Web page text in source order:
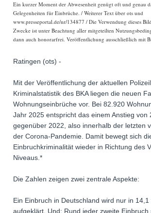
Ein kurzer Moment der Abwesenheit genügt oft und genau
Gelegenheiten für Einbrüche. / Weiterer Text über ots und
www.presseportal.de/nr/134877 / Die Verwendung dieses
Zwecke ist unter Beachtung aller mitgeteilten
dann auch honorarfrei. Veröffentlichung ausschließlich mit
Ratingen (ots) -
Mit der Veröffentlichung der aktuellen
Kriminalstatistik des BKA liegen die neuen
Wohnungseinbrüche vor. Bei 82.920
Jahr 2025 entspricht das einem Anstieg von
gegenüber 2022, also innerhalb der letzten
der Corona-Pandemie. Damit bewegt sich
Einbruchkriminalität wieder in Richtung des
Niveaus.*
Die Zahlen zeigen zwei zentrale Aspekte:
Ein Einbruch in Deutschland wird nur in
aufgeklärt. Und: Rund jeder zweite